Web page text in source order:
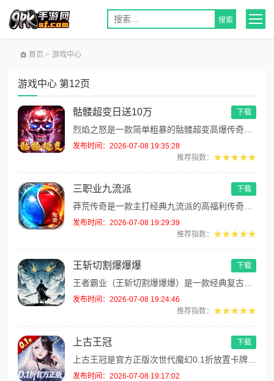
首页 > 游戏中心
游戏中心 第12页
骷髅超变日送10万
发布时间：2026-07-08 19:35:28
推荐指数： ★★★★★
下载
三职业九流派
发布时间：2026-07-08 19:29:39
推荐指数： ★★★★★
下载
王斩切割爆爆爆
发布时间：2026-07-08 19:24:46
推荐指数： ★★★★★
下载
上古王冠
发布时间：2026-07-08 19:17:02
下载